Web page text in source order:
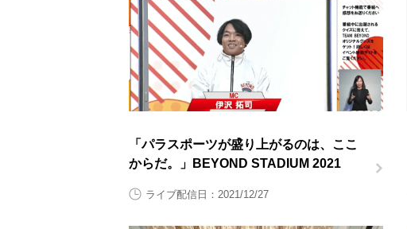
「パラスポーツが盛り上がるのは、ここ
からだ。」BEYOND STADIUM 2021
ライブ配信日：2021/12/27